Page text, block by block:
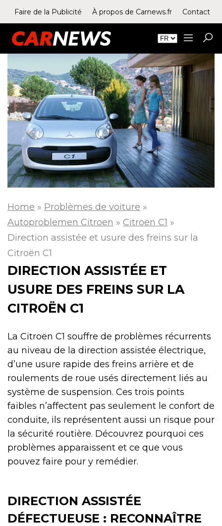
Faire de la Publicité À propos de Carnews.fr Contact
Home » Problèmes de voiture »
Autoproblemen Citroen » Citroën C1 »
Direction assistée et usure des freins sur la
Citroën C1
DIRECTION ASSISTÉE ET
USURE DES FREINS SUR LA
CITROËN C1
La Citroën C1 souffre de problèmes récurrents
au niveau de la direction assistée électrique,
d’une usure rapide des freins arrière et de
roulements de roue usés directement liés au
système de suspension. Ces trois points
faibles n’affectent pas seulement le confort de
conduite, ils représentent aussi un risque pour
la sécurité routière. Découvrez pourquoi ces
problèmes apparaissent et ce que vous
pouvez faire pour y remédier.
DIRECTION ASSISTÉE
DÉFECTUEUSE : RECONNAÎTRE